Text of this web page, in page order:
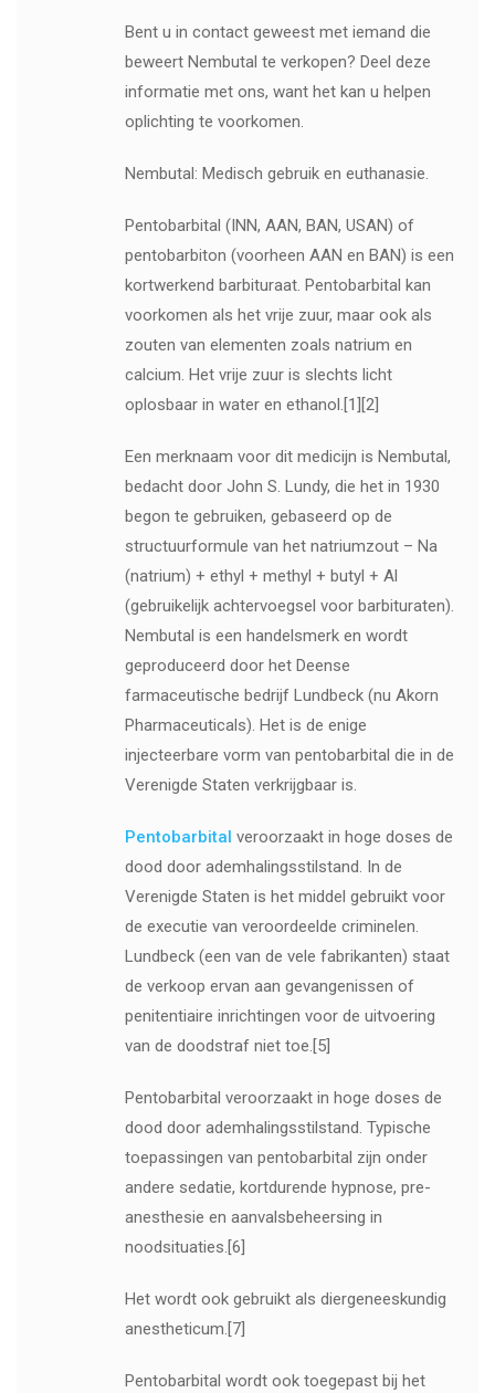
Bent u in contact geweest met iemand die
beweert Nembutal te verkopen? Deel deze
informatie met ons, want het kan u helpen
oplichting te voorkomen.
Nembutal: Medisch gebruik en euthanasie.
Pentobarbital (INN, AAN, BAN, USAN) of
pentobarbiton (voorheen AAN en BAN) is een
kortwerkend barbituraat. Pentobarbital kan
voorkomen als het vrije zuur, maar ook als
zouten van elementen zoals natrium en
calcium. Het vrije zuur is slechts licht
oplosbaar in water en ethanol.[1][2]
Een merknaam voor dit medicijn is Nembutal,
bedacht door John S. Lundy, die het in 1930
begon te gebruiken, gebaseerd op de
structuurformule van het natriumzout – Na
(natrium) + ethyl + methyl + butyl + Al
(gebruikelijk achtervoegsel voor barbituraten).
Nembutal is een handelsmerk en wordt
geproduceerd door het Deense
farmaceutische bedrijf Lundbeck (nu Akorn
Pharmaceuticals). Het is de enige
injecteerbare vorm van pentobarbital die in de
Verenigde Staten verkrijgbaar is.
Pentobarbital veroorzaakt in hoge doses de
dood door ademhalingsstilstand. In de
Verenigde Staten is het middel gebruikt voor
de executie van veroordeelde criminelen.
Lundbeck (een van de vele fabrikanten) staat
de verkoop ervan aan gevangenissen of
penitentiaire inrichtingen voor de uitvoering
van de doodstraf niet toe.[5]
Pentobarbital veroorzaakt in hoge doses de
dood door ademhalingsstilstand. Typische
toepassingen van pentobarbital zijn onder
andere sedatie, kortdurende hypnose, pre-
anesthesie en aanvalsbeheersing in
noodsituaties.[6]
Het wordt ook gebruikt als diergeneeskundig
anestheticum.[7]
Pentobarbital wordt ook toegepast bij het